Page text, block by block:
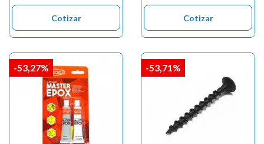
Cotizar Cotizar
-53,27% -53,71%